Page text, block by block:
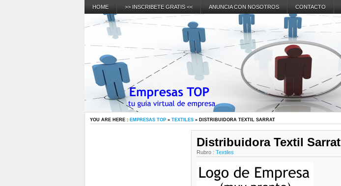
HOME >> INSCRIBETE GRATIS << ANUNCIA CON NOSOTROS CONTACTO
YOU ARE HERE : EMPRESAS TOP » TEXTILES » DISTRIBUIDORA TEXTIL SARRAT
Distribuidora Textil Sarrat
Rubro : Textiles